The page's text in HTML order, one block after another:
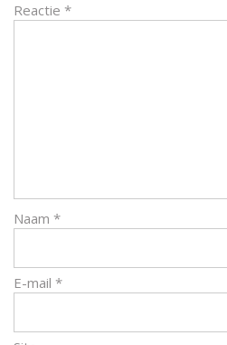
Reactie *
Naam *
E-mail *